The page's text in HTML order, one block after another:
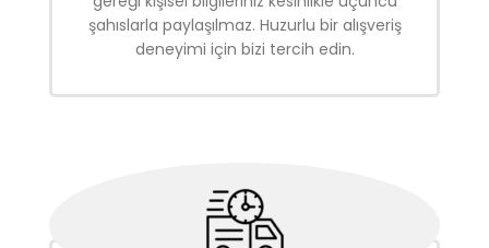
şahıslarla paylaşılmaz. Huzurlu bir alışveriş
deneyimi için bizi tercih edin.